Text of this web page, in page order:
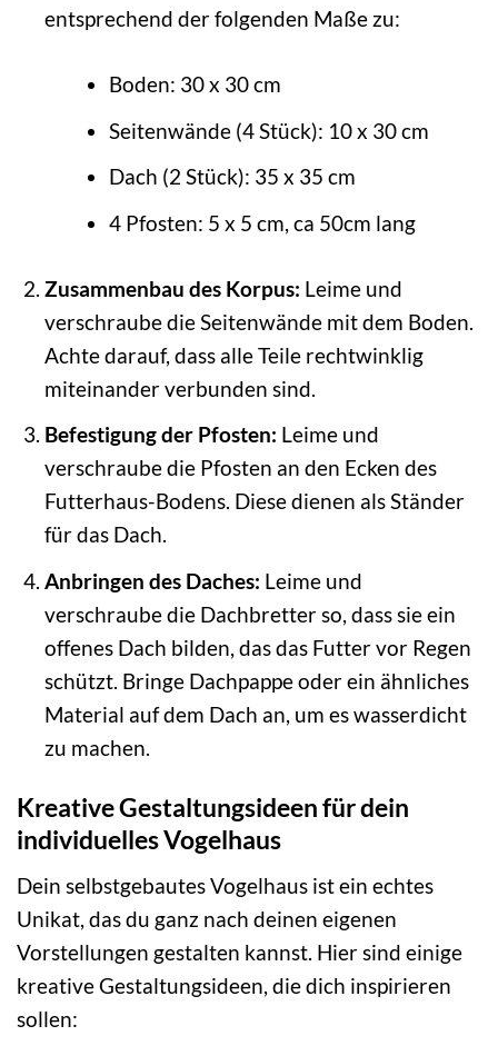
entsprechend der folgenden Maße zu:
Boden: 30 x 30 cm
Seitenwände (4 Stück): 10 x 30 cm
Dach (2 Stück): 35 x 35 cm
4 Pfosten: 5 x 5 cm, ca 50cm lang
Zusammenbau des Korpus: Leime und
verschraube die Seitenwände mit dem Boden.
Achte darauf, dass alle Teile rechtwinklig
miteinander verbunden sind.
Befestigung der Pfosten: Leime und
verschraube die Pfosten an den Ecken des
Futterhaus-Bodens. Diese dienen als Ständer
für das Dach.
Anbringen des Daches: Leime und
verschraube die Dachbretter so, dass sie ein
offenes Dach bilden, das das Futter vor Regen
schützt. Bringe Dachpappe oder ein ähnliches
Material auf dem Dach an, um es wasserdicht
zu machen.
Kreative Gestaltungsideen für dein
individuelles Vogelhaus
Dein selbstgebautes Vogelhaus ist ein echtes
Unikat, das du ganz nach deinen eigenen
Vorstellungen gestalten kannst. Hier sind einige
kreative Gestaltungsideen, die dich inspirieren
sollen: